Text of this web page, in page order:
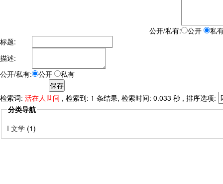
公开/私有: 公开
私
标题:
描述:
公开/私有:
公开 私有
检索词: 活在人世间 , 检索到: 1 条结果, 检索时间: 0.033 秒 , 排序选项:
分类导航
I 文学 (1)